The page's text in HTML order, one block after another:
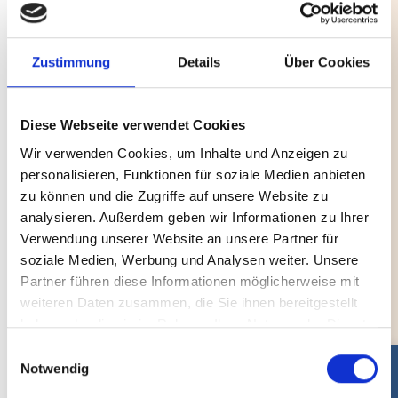
Zustimmung Details Über Cookies
Diese Webseite verwendet Cookies
Wir verwenden Cookies, um Inhalte und Anzeigen zu
personalisieren, Funktionen für soziale Medien anbieten
zu können und die Zugriffe auf unsere Website zu
analysieren. Außerdem geben wir Informationen zu Ihrer
Verwendung unserer Website an unsere Partner für
soziale Medien, Werbung und Analysen weiter. Unsere
Partner führen diese Informationen möglicherweise mit
weiteren Daten zusammen, die Sie ihnen bereitgestellt
haben oder die sie im Rahmen Ihrer Nutzung der Dienste
Notwendig
geht.
Wie möchte ich sterben? Welche Rituale
gehören zu einem guten Abschied? Braucht
Abschied einen Ort? All das sind Fragen, über
die es sich lohnt, gemeinsam zu sprechen, zu
dahinter: Das Thema Tod und Trauer aus der
meist verdrängten Ecke ins Leben zu holen und
sich der eigenen Endlichkeit bewusst zu werden,
um damit das Leben erfüllter zu gestalten.
Die Grundregeln sind dabei denkbar einfach:
Das Café ist nicht kommerziell, es gibt immer
Kaffee und Kuchen, die Treffen finden immer in
einem geschützten und respektvollen Rahmen
statt, es gibt keine bestimmte Vorgehensweise,